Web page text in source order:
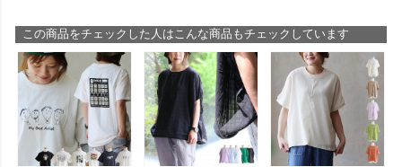
この商品をチェックした人はこんな商品もチェックしています